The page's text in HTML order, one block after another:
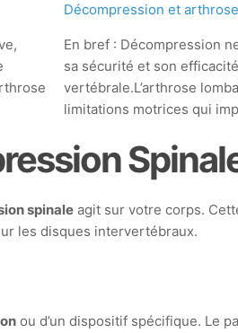
Décompression et
En bref : Décompression
sa sécurité et son
vertébrale.L’arthrose
limitations motrices qui
spinale agit sur votre corps.
les disques intervertébraux.
ou d’un dispositif spécifique. Le